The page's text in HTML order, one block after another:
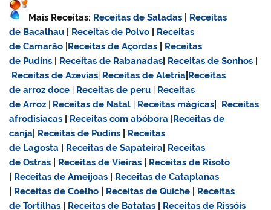
Mais Receitas: Receitas de Saladas
Receitas
de Bacalhau
Receitas de Polvo
Receitas
de Camarão
Receitas de Açordas
Receitas
de Pudins
Receitas de Rabanadas Receitas de Sonhos
Receitas de Azevias Receitas de Aletria Receitas
dearroz doce Receitas de peru
Receitas
de Arroz
Receitas de Natal Receitas mágicas
Receitas
afrodisiacas
Receitas com abóbora
Receitas de
canja
Receitas de Pudins
Receitas
de Lagosta
Receitas de Sapateira
Receitas
de Ostras
Receitas de Vieiras
Receitas de Risoto
Receitas de Ameijoas
Receitas de Cataplanas
Receitas de Coelho Receitas de Quiche
Receitas
de Tortilhas
Receitas de Batatas Receitas de Rissóis